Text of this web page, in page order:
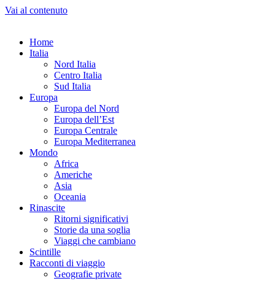
Vai al contenuto
Home
Italia
Nord Italia
Centro Italia
Sud Italia
Europa
Europa del Nord
Europa dell’Est
Europa Centrale
Europa Mediterranea
Mondo
Africa
Americhe
Asia
Oceania
Rinascite
Ritorni significativi
Storie da una soglia
Viaggi che cambiano
Scintille
Racconti di viaggio
Geografie private